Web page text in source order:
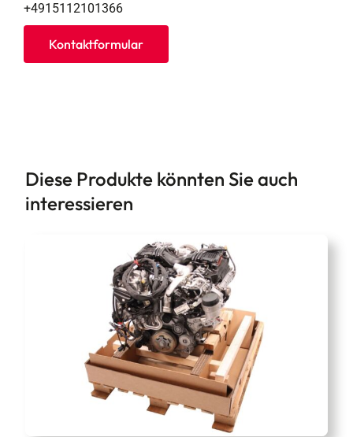
+4915112101366
Kontaktformular
Diese Produkte könnten Sie auch
interessieren